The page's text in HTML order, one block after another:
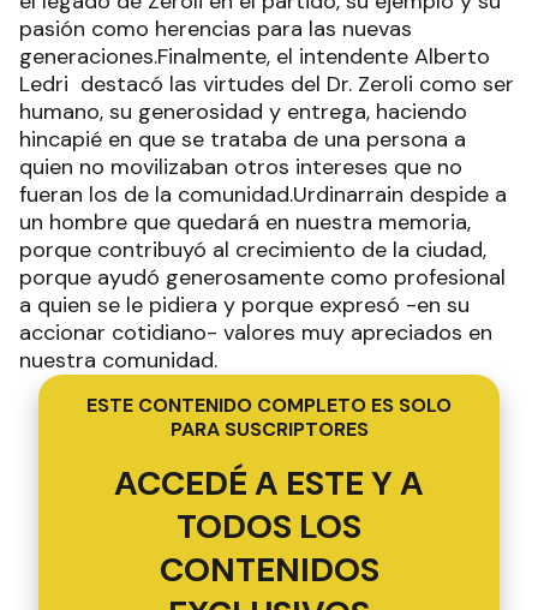
pasión como herencias para las nuevas
generaciones.Finalmente, el intendente Alberto
Ledri destacó las virtudes del Dr. Zeroli como ser
humano, su generosidad y entrega, haciendo
hincapié en que se trataba de una persona a
quien no movilizaban otros intereses que no
fueran los de la comunidad.Urdinarrain despide a
un hombre que quedará en nuestra memoria,
porque contribuyó al crecimiento de la ciudad,
porque ayudó generosamente como profesional
a quien se le pidiera y porque expresó -en su
accionar cotidiano- valores muy apreciados en
nuestra comunidad.
ESTE CONTENIDO COMPLETO ES SOLO
PARA SUSCRIPTORES
ACCEDÉ A ESTE Y A
TODOS LOS
CONTENIDOS